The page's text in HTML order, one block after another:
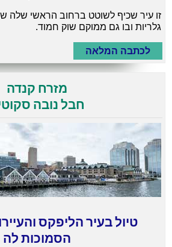
זו עיר שכיף לשוטט ברחוב הראשי שלה
גלריות ובו גם ממוקם שוק חמוד.
לכתבה המלאה
מזרח קנדה
חבלנובה
טיול בעיר הליפקס
הסמוכות לה